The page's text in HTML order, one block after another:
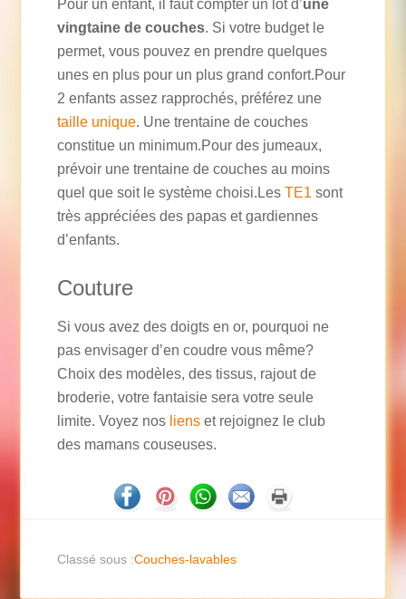
Pour un enfant, il faut compter un lot d’une
vingtaine de couches. Si votre budget le
permet, vous pouvez en prendre quelques
unes en plus pour un plus grand confort.Pour
2 enfants assez rapprochés, préférez une
taille unique. Une trentaine de couches
constitue un minimum.Pour des jumeaux,
prévoir une trentaine de couches au moins
quel que soit le système choisi.LesTE1 sont
très appréciées des papas et gardiennes
d’enfants.
Couture
Si vous avez des doigts en or, pourquoi ne
pas envisager d’en coudre vous même?
Choix des modèles, des tissus, rajout de
broderie, votre fantaisie sera votre seule
limite. Voyez nos liens et rejoignez le club
des mamans couseuses.
Classé sous :Couches-lavables